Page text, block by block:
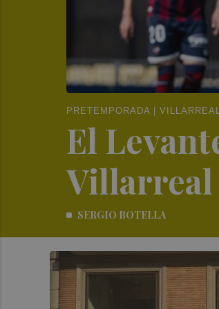
PRETEMPORADA |
El
Villarreal
SERGIO BOTELLA